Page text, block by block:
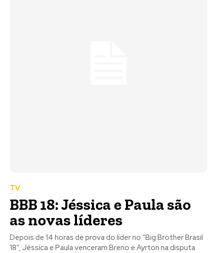
TV
BBB 18: Jéssica e Paula são
as novas líderes
Depois de 14 horas de prova do líder no “Big Brother Brasil
18”, Jéssica e Paula venceram Breno e Ayrton na disputa